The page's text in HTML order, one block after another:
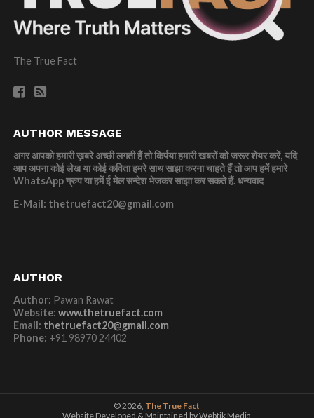
The True Fact
AUTHOR MESSAGE
अगर आपको हमारी ख़बरे अच्छी लगती हैं तो किर्पया हमारी खबरों को जरूर शेयर करें, यदि
आप अपना कोई लेख या कोई कविता हमरे साथ साझा करना चाहते हैं तो आप हमें हमारे
WhatsApp ग्रुप या हमें ई मेल सन्देश भेजकर साझा कर सकते हैं.धन्यवाद
E-Mail: thetruefact20@gmail.com
AUTHOR
Author: Pawan Rawat
Website: www.thetruefact.com
Email: thetruefact20@gmail.com
Phone: +91 98970 24402
© 2026, The True Fact
Website Developed & Maintained by Webtik Media